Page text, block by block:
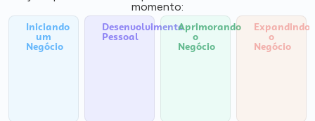
momento:
Iniciando
um
Negócio
Desenvolvimento
Pessoal
Aprimorando
o
Negócio
Expandindo
o
Negócio